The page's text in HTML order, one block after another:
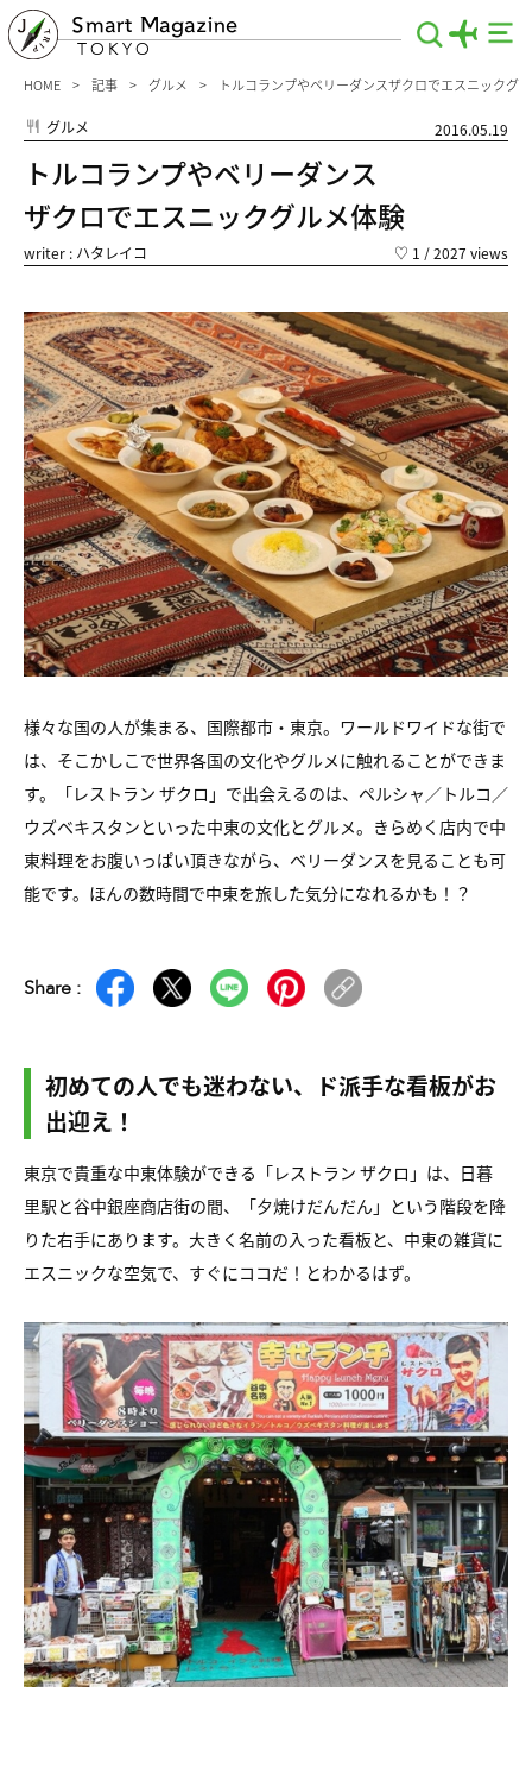
Smart Magazine
TOKYO
HOME 記事 グルメ トルコランプやベリーダンスザクロでエスニックグ
グルメ 2016.05.19
トルコランプやベリーダンス
ザクロでエスニックグルメ体験
writer : ハタレイコ ♡ 1 / 2027 views
様々な国の人が集まる、国際都市・東京。ワールドワイドな街で
は、そこかしこで世界各国の文化やグルメに触れることができま
す。「レストラン ザクロ」で出会えるのは、ペルシャ／トルコ／
ウズベキスタンといった中東の文化とグルメ。きらめく店内で中
東料理をお腹いっぱい頂きながら、ベリーダンスを見ることも可
能です。ほんの数時間で中東を旅した気分になれるかも！？
Share :
初めての人でも迷わない、ド派手な看板がお
出迎え！
東京で貴重な中東体験ができる「レストラン ザクロ」は、日暮
里駅と谷中銀座商店街の間、「夕焼けだんだん」という階段を降
りた右手にあります。大きく名前の入った看板と、中東の雑貨に
エスニックな空気で、すぐにココだ！とわかるはず。